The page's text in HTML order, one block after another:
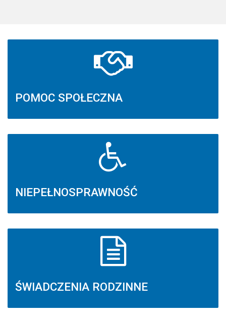
POMOC SPOŁECZNA
NIEPEŁNOSPRAWNOŚĆ
ŚWIADCZENIA RODZINNE